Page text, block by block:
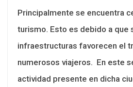
Principalmente se encuentra
turismo. Esto es debido a que
infraestructuras favorecen el
numerosos viajeros. En este
actividad presente en dicha